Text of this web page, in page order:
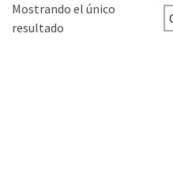
Mostrando el único
resultado